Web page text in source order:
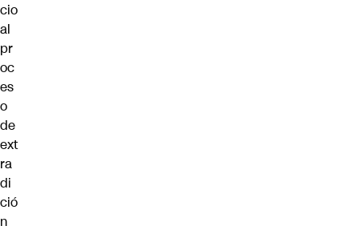
cio
al
pr
oc
es
o
de
ext
ra
di
ció
n